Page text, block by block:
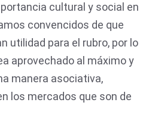
cultural y social en
convencidos de que
utilidad para el rubro, por lo
aprovechado al máximo y
manera asociativa,
los mercados que son de